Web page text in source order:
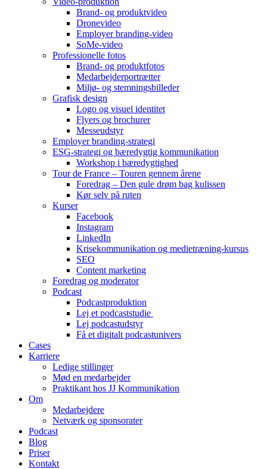
Brand- og produktvideo
Dronevideo
Employer branding-video
SoMe-video
Professionelle fotos
Brand- og produktfotos
Medarbejderportrætter
Miljø- og stemningsbilleder
Grafisk design
Logo og visuel identitet
Flyers og brochurer
Messeudstyr
Employer branding-strategi
ESG-strategi og bæredygtig kommunikation
Workshop i bæredygtighed
Tour de France – Touren gennem årene
Foredrag – Den gule drøm bag kulissen
Kør selv på ruten
Kurser
Facebook
Instagram
LinkedIn
Krisekommunikation og medietræning-kursus
SEO
Content marketing
Foredrag og moderator
Podcast
Podcastproduktion
Lej et podcaststudie
Lej podcastudstyr
Få et digitalt podcastunivers
Cases
Karriere
Ledige stillinger
Mød en medarbejder
Praktikant hos JJ Kommunikation
Om
Medarbejdere
Netværk og sponsorater
Podcast
Blog
Priser
Kontakt